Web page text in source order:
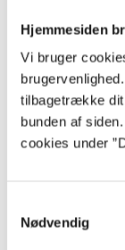
Hjemmesiden
Vi bruger
tilbagetrække dit
bunden af
cookies under
Nødvendig
d. 8. sep. 2010
af
af
Finn Wraae